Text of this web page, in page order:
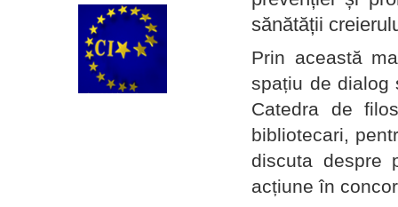
sănătății
Prin această
spațiu de dialog
Catedra de
bibliotecari,
discuta despre
acțiune în